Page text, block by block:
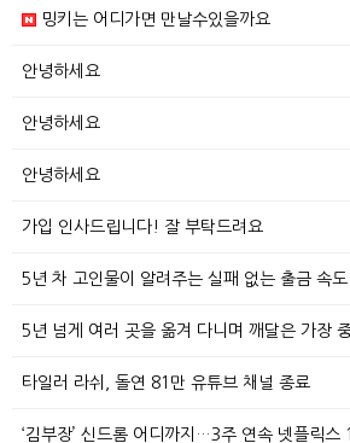
밍키는 어디가면 만날수있을까요
안녕하세요
안녕하세요
안녕하세요
가입 인사드립니다! 잘 부탁드려요
5년 차 고인물이 알려주는 실패 없는 출금 속
5년 넘게 여러 곳을 옮겨 다니며 깨달은 가장
타일러 라쉬, 돌연 81만 유튜브 채널 종료
‘김부장’ 신드롬 어디까지…3주 연속 넷플릭스